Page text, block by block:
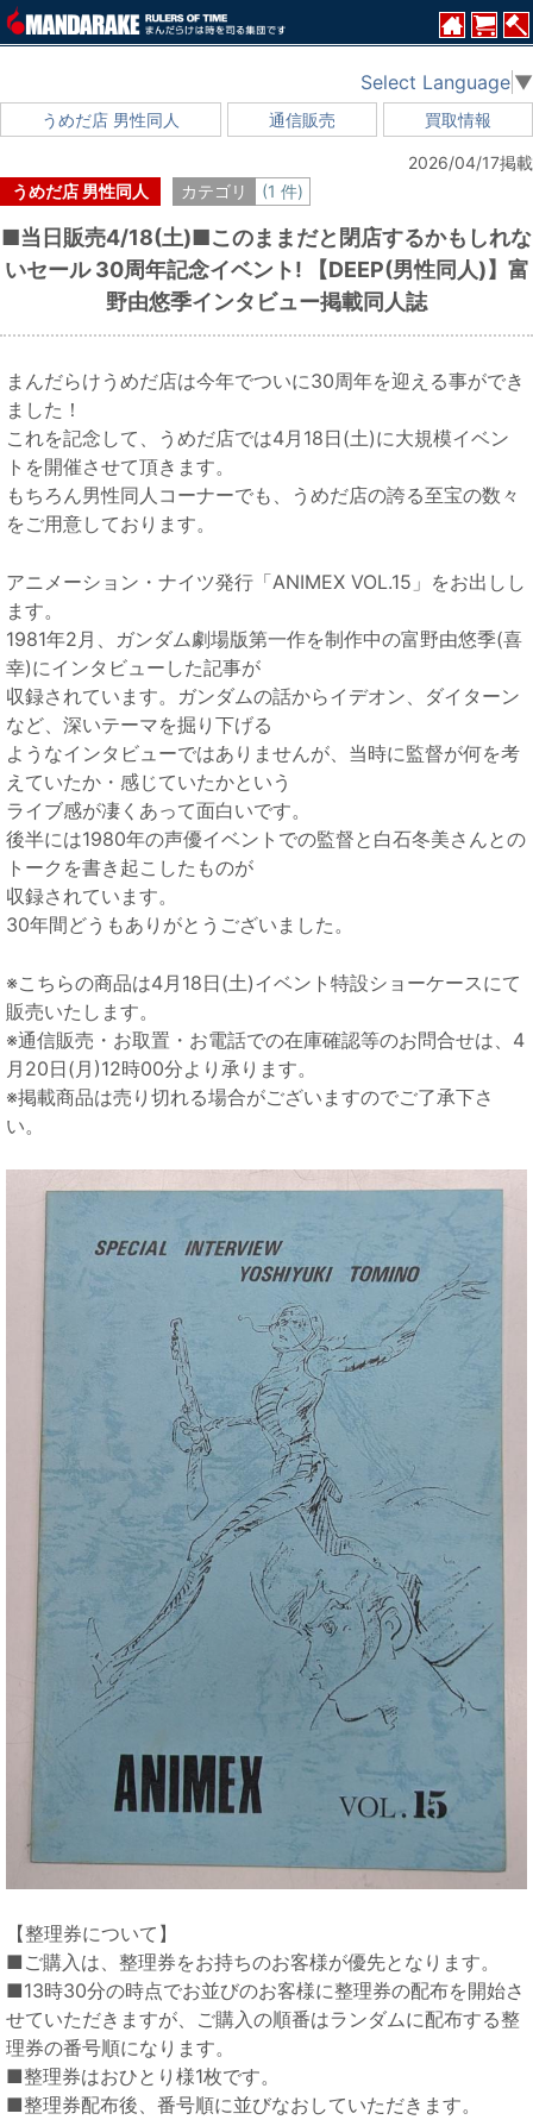
うめだ店 男性同人 通信販売 買取情報
Select Language ▼
うめだ店 男性同人 カテゴリ (1 件)
2026/04/17掲載
■当日販売4/18(土)■このままだと閉店するかもしれな
いセール 30周年記念イベント! 【DEEP(男性同人)】富
野由悠季インタビュー掲載同人誌
まんだらけうめだ店は今年でついに30周年を迎える事ができ
ました！
これを記念して、うめだ店では4月18日(土)に大規模イベン
トを開催させて頂きます。
もちろん男性同人コーナーでも、うめだ店の誇る至宝の数々
をご用意しております。
アニメーション・ナイツ発行「ANIMEX VOL.15」をお出しし
ます。
1981年2月、ガンダム劇場版第一作を制作中の富野由悠季(喜
幸)にインタビューした記事が
収録されています。ガンダムの話からイデオン、ダイターン
など、深いテーマを掘り下げる
ようなインタビューではありませんが、当時に監督が何を考
えていたか・感じていたかという
ライブ感が凄くあって面白いです。
後半には1980年の声優イベントでの監督と白石冬美さんとの
トークを書き起こしたものが
収録されています。
30年間どうもありがとうございました。
※こちらの商品は4月18日(土)イベント特設ショーケースにて
販売いたします。
※通信販売・お取置・お電話での在庫確認等のお問合せは、4
月20日(月)12時00分より承ります。
※掲載商品は売り切れる場合がございますのでご了承下さ
い。
【整理券について】
■ご購入は、整理券をお持ちのお客様が優先となります。
■13時30分の時点でお並びのお客様に整理券の配布を開始さ
せていただきますが、ご購入の順番はランダムに配布する整
理券の番号順になります。
■整理券はおひとり様1枚です。
■整理券配布後、番号順に並びなおしていただきます。